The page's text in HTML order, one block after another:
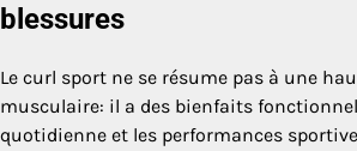
blessures
Le curl sport ne se résume pas à une
musculaire: il a des bienfaits
quotidienne et les performances